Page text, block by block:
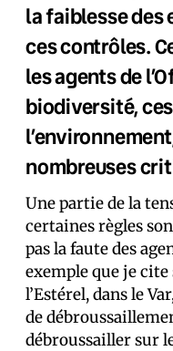
la faiblesse des
ces contrôles.
les agents de
biodiversité,
nombreuses
Une partie de la
certaines règles
pas la faute des
exemple que je cite
l’Estérel, dans le
de
débroussailler sur